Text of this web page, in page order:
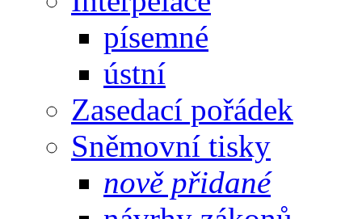
písemné
ústní
Zasedací pořádek
Sněmovní tisky
nově přidané